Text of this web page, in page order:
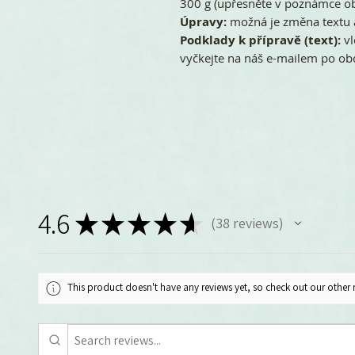
300 g (upřesněte v poznámce
Úpravy: možná je změna
Podklady k přípravě (text):
vyčkejte na náš e-mailem po
4.6 ★★★★★ 38 reviews
38
This product doesn't have any reviews yet, so check out our other